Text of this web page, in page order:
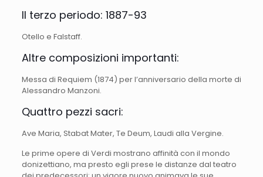
Il terzo periodo: 1887-93
Otello e Falstaff.
Altre composizioni importanti:
Messa di Requiem (1874) per l’anniversario della morte di
Alessandro Manzoni.
Quattro pezzi sacri:
Ave Maria, Stabat Mater, Te Deum, Laudi alla Vergine.
Le prime opere di Verdi mostrano affinità con il mondo
donizettiano, ma presto egli prese le distanze dal teatro